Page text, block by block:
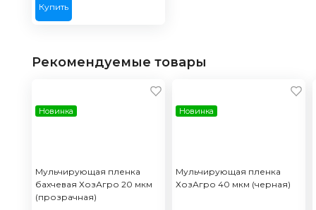
Купить
Рекомендуемые товары
Новинка
Мульчирующая пленка
бахчевая ХозАгро 20 мкм
(прозрачная)
Новинка
Мульчирующая пленка
ХозАгро 40 мкм (черная)